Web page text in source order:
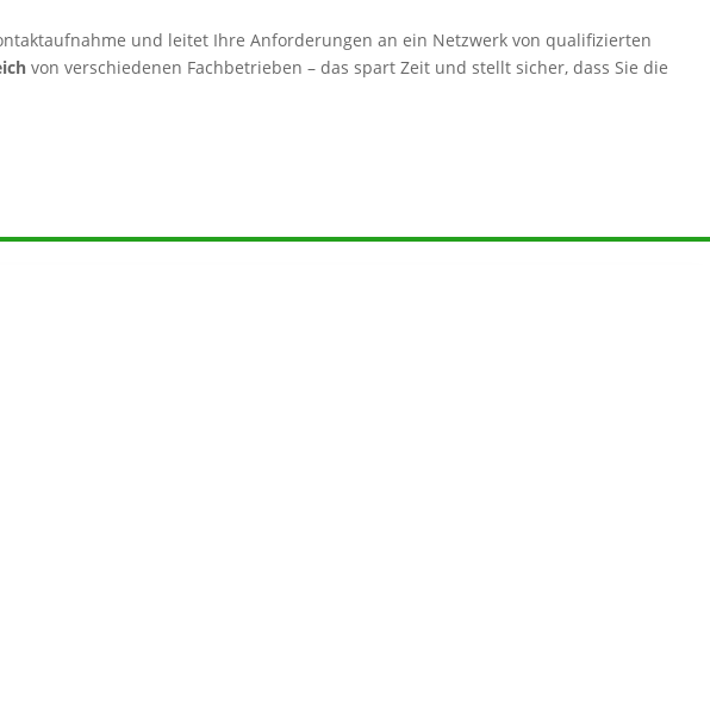
und leitet Ihre Anforderungen an ein Netzwerk von qualifizierten
von verschiedenen Fachbetrieben – das spart Zeit und stellt sicher, dass Sie die